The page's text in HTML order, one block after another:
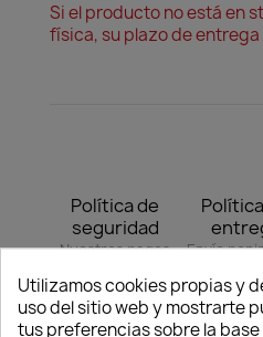
Si el producto no está en
física, su plazo de
Política de
seguridad
Nuestros pagos
Envío
Utilizamos cookies propias y
uso del sitio web y mostrarte
tus preferencias sobre la